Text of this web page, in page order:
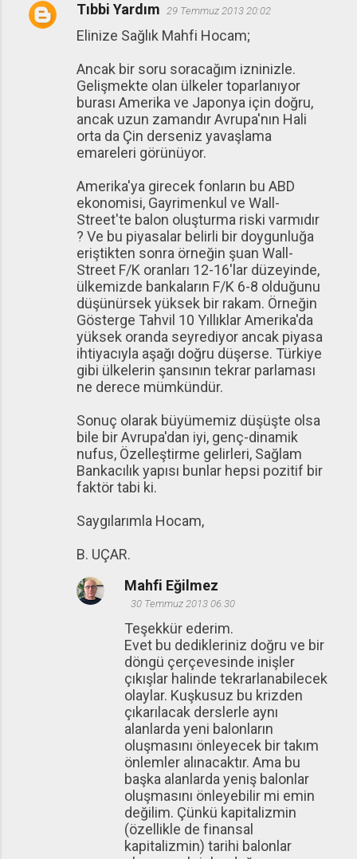
Tıbbi Yardım 29 Temmuz 2013 20:02
Elinize Sağlık Mahfi Hocam;
Ancak bir soru soracağım izninizle.
Gelişmekte olan ülkeler toparlanıyor
burası Amerika ve Japonya için doğru,
ancak uzun zamandır Avrupa'nın Hali
orta da Çin derseniz yavaşlama
emareleri görünüyor.
Amerika'ya girecek fonların bu ABD
ekonomisi, Gayrimenkul ve Wall-
Street'te balon oluşturma riski varmıdır
? Ve bu piyasalar belirli bir doygunluğa
eriştikten sonra örneğin şuan Wall-
Street F/K oranları 12-16'lar düzeyinde,
ülkemizde bankaların F/K 6-8 olduğunu
düşünürsek yüksek bir rakam. Örneğin
Gösterge Tahvil 10 Yıllıklar Amerika'da
yüksek oranda seyrediyor ancak piyasa
ihtiyacıyla aşağı doğru düşerse. Türkiye
gibi ülkelerin şansının tekrar parlaması
ne derece mümkündür.
Sonuç olarak büyümemiz düşüşte olsa
bile bir Avrupa'dan iyi, genç-dinamik
nufus, Özelleştirme gelirleri, Sağlam
Bankacılık yapısı bunlar hepsi pozitif bir
faktör tabi ki.
Saygılarımla Hocam,
B. UÇAR.
Mahfi Eğilmez
30 Temmuz 2013 06:30
Teşekkür ederim.
Evet bu dedikleriniz doğru ve bir
döngü çerçevesinde inişler
çıkışlar halinde tekrarlanabilecek
olaylar. Kuşkusuz bu krizden
çıkarılacak derslerle aynı
alanlarda yeni balonların
oluşmasını önleyecek bir takım
önlemler alınacaktır. Ama bu
başka alanlarda yeniş balonlar
oluşmasını önleyebilir mi emin
değilim. Çünkü kapitalizmin
(özellikle de finansal
kapitalizmin) tarihi balonlar